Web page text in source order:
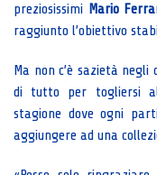
preziosissimi Mario
raggiunto l’obiettivo
Ma non c’è sazietà
di tutto per togliersi
stagione dove ogni
aggiungere ad una